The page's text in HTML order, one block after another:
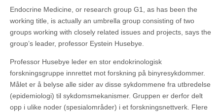
Endocrine Medicine, or research group G1, as has been the
working title, is actually an umbrella group consisting of two
groups working with closely related issues and projects, says the
group’s leader, professor Eystein Husebye.
Professor Husebye leder en stor endokrinologisk
forskningsgruppe innrettet mot forskning på binyresykdommer.
Målet er å belyse alle sider av disse sykdommene fra utbredelse
(epidemiologi) til sykdomsmekanismer. Gruppen er derfor delt
opp i ulike noder (spesialområder) i et forskningsnettverk. Flere